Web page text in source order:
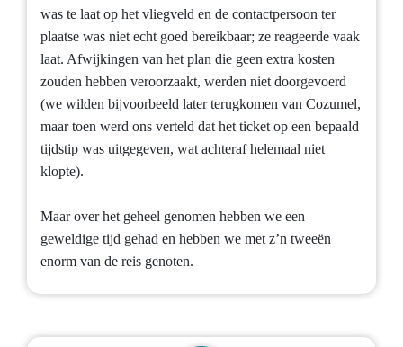
was te laat op het vliegveld en de contactpersoon ter
plaatse was niet echt goed bereikbaar; ze reageerde vaak
laat. Afwijkingen van het plan die geen extra kosten
zouden hebben veroorzaakt, werden niet doorgevoerd
(we wilden bijvoorbeeld later terugkomen van Cozumel,
maar toen werd ons verteld dat het ticket op een bepaald
tijdstip was uitgegeven, wat achteraf helemaal niet
klopte).
Maar over het geheel genomen hebben we een
geweldige tijd gehad en hebben we met z’n tweeën
enorm van de reis genoten.